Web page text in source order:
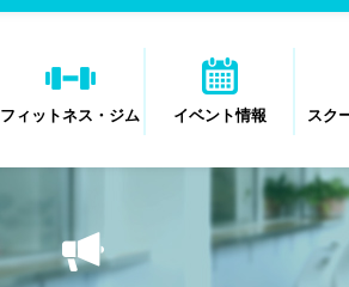
フィットネス・ジム イベント情報 スク